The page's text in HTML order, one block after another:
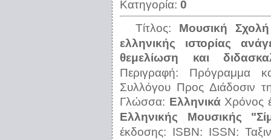
Κατηγορία: 0
Τίτλος: Μουσική
ελληνικής ιστορίας
θεμελίωση και
Περιγραφή: Πρόγραμμα
Συλλόγου Προς Διάδοσιν
Γλώσσα: Ελληνικά Χρόνος
Ελληνικής Μουσικής
έκδοσης: ISBN: ISSN: